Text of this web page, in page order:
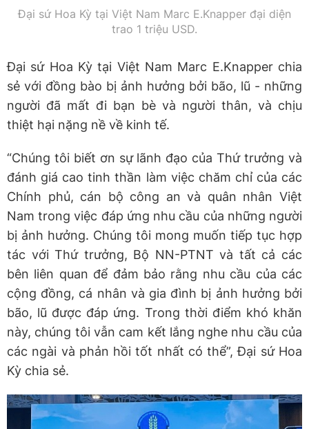
Đại sứ Hoa Kỳ tại Việt Nam Marc E.Knapper đại diện
trao 1 triệu USD.
Đại sứ Hoa Kỳ tại Việt Nam Marc E.Knapper chia
sẻ với đồng bào bị ảnh hưởng bởi bão, lũ - những
người đã mất đi bạn bè và người thân, và chịu
thiệt hại nặng nề về kinh tế.
“Chúng tôi biết ơn sự lãnh đạo của Thứ trưởng và
đánh giá cao tinh thần làm việc chăm chỉ của các
Chính phủ, cán bộ công an và quân nhân Việt
Nam trong việc đáp ứng nhu cầu của những người
bị ảnh hưởng. Chúng tôi mong muốn tiếp tục hợp
tác với Thứ trưởng, Bộ NN-PTNT và tất cả các
bên liên quan để đảm bảo rằng nhu cầu của các
cộng đồng, cá nhân và gia đình bị ảnh hưởng bởi
bão, lũ được đáp ứng. Trong thời điểm khó khăn
này, chúng tôi vẫn cam kết lắng nghe nhu cầu của
các ngài và phản hồi tốt nhất có thể”, Đại sứ Hoa
Kỳ chia sẻ.